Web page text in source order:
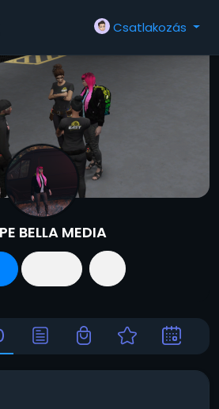
Csatlakozás
BELLA MEDIA